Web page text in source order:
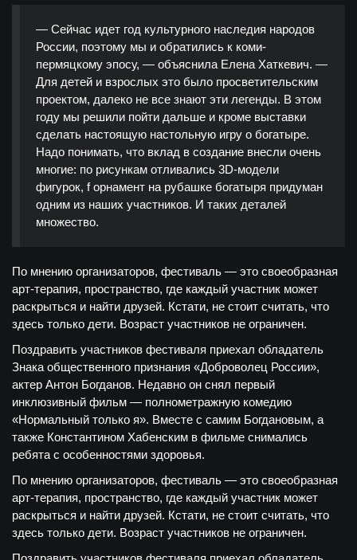
— Сейчас идет год культурного наследия народов
России, поэтому мы и обратились к коми-
пермяцкому эпосу, — объяснила Елена Хаткевич. —
Для детей и взрослых это было просветительским
проектом, далеко не все знают эти легенды. В этом
году мы решили пойти дальше и кроме выставки
сделать настоящую настольную игру о богатыре.
Надо понимать, что вклад в создание внесли очень
многие: по рисункам отливались 3D-модели
фигурок, f орнамент на рубашке богатыря придуман
одним из наших участников. И таких деталей
множество.
По мнению организаторов, фестиваль — это своеобразная
арт-терапия, пространство, где каждый участник может
раскрыться и найти друзей. Кстати, не стоит считать, что
здесь только дети. Возраст участников не ограничен.
Поздравить участников фестиваля приехал обладатель
Знака общественного признания «Доброволец России»,
актер Антон Богданов. Недавно он снял первый
инклюзивный фильм — полнометражную комедию
«Нормальный только я». Вместе с самим Богдановым, а
также Константином Хабенским в фильме снимались
ребята с особенностями здоровья.
По мнению организаторов, фестиваль — это своеобразная
арт-терапия, пространство, где каждый участник может
раскрыться и найти друзей. Кстати, не стоит считать, что
здесь только дети. Возраст участников не ограничен.